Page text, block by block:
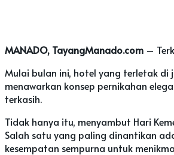
MANADO, TayangManado.com –
Mulai bulan ini, hotel yang terletak di
menawarkan konsep pernikahan
terkasih.
Tidak hanya itu, menyambut Hari
Salah satu yang paling dinantikan
kesempatan sempurna untuk